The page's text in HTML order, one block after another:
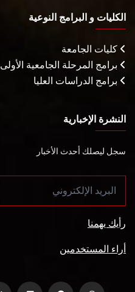
الكليات و البرامج النوعية
كليات الجامعة
برامج المرحلة الجامعية الأولى
برامج الدراسات العليا
النشرة الإخبارية
سجل ليصلك أحدث الأخبار
رأيك يهمنا
أراء المستخدمين